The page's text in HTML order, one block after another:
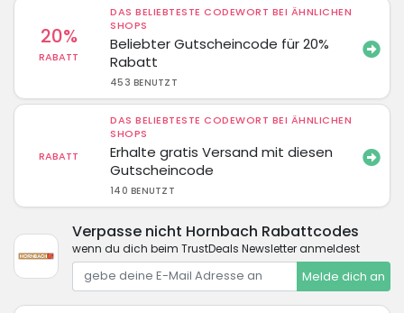
20%
RABATT
DAS BELIEBTESTE CODEWORT BEI ÄHNLICHEN
SHOPS
Beliebter Gutscheincode für 20%
Rabatt
453 BENUTZT
RABATT
DAS BELIEBTESTE CODEWORT BEI ÄHNLICHEN
SHOPS
Erhalte gratis Versand mit diesen
Gutscheincode
140 BENUTZT
Verpasse nicht Hornbach Rabattcodes
wenn du dich beim TrustDeals Newsletter anmeldest
Melde dich an